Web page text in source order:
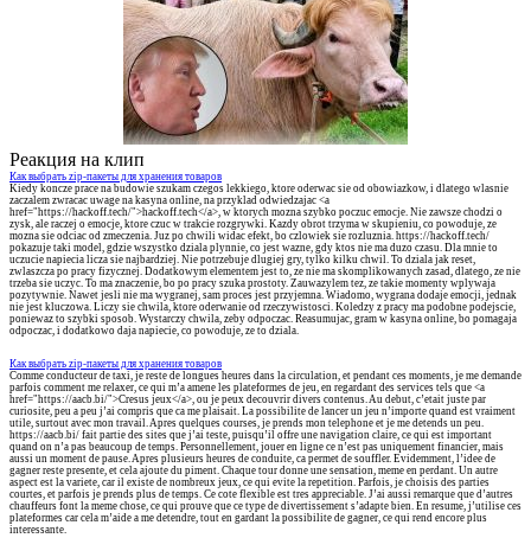
Реакция на клип
Как выбрать zip-пакеты для хранения товаров
Kiedy koncze prace na budowie szukam czegos lekkiego, ktore oderwac sie od obowiazkow, i dlatego wlasnie
zaczalem zwracac uwage na kasyna online, na przyklad odwiedzajac <a
href="https://hackoff.tech/">hackoff.tech</a>, w ktorych mozna szybko poczuc emocje. Nie zawsze chodzi o
zysk, ale raczej o emocje, ktore czuc w trakcie rozgrywki. Kazdy obrot trzyma w skupieniu, co powoduje, ze
mozna sie odciac od zmeczenia. Juz po chwili widac efekt, bo czlowiek sie rozluznia. https://hackoff.tech/
pokazuje taki model, gdzie wszystko dziala plynnie, co jest wazne, gdy ktos nie ma duzo czasu. Dla mnie to
uczucie napiecia licza sie najbardziej. Nie potrzebuje dlugiej gry, tylko kilku chwil. To dziala jak reset,
zwlaszcza po pracy fizycznej. Dodatkowym elementem jest to, ze nie ma skomplikowanych zasad, dlatego, ze nie
trzeba sie uczyc. To ma znaczenie, bo po pracy szuka prostoty. Zauwazylem tez, ze takie momenty wplywaja
pozytywnie. Nawet jesli nie ma wygranej, sam proces jest przyjemna. Wiadomo, wygrana dodaje emocji, jednak
nie jest kluczowa. Liczy sie chwila, ktore oderwanie od rzeczywistosci. Koledzy z pracy ma podobne podejscie,
poniewaz to szybki sposob. Wystarczy chwila, zeby odpoczac. Reasumujac, gram w kasyna online, bo pomagaja
odpoczac, i dodatkowo daja napiecie, co powoduje, ze to dziala.
Как выбрать zip-пакеты для хранения товаров
Comme conducteur de taxi, je reste de longues heures dans la circulation, et pendant ces moments, je me demande
parfois comment me relaxer, ce qui m’a amene les plateformes de jeu, en regardant des services tels que <a
href="https://aacb.bi/">Cresus jeux</a>, ou je peux decouvrir divers contenus. Au debut, c’etait juste par
curiosite, peu a peu j’ai compris que ca me plaisait. La possibilite de lancer un jeu n’importe quand est vraiment
utile, surtout avec mon travail. Apres quelques courses, je prends mon telephone et je me detends un peu.
https://aacb.bi/ fait partie des sites que j’ai teste, puisqu’il offre une navigation claire, ce qui est important
quand on n’a pas beaucoup de temps. Personnellement, jouer en ligne ce n’est pas uniquement financier, mais
aussi un moment de pause. Apres plusieurs heures de conduite, ca permet de souffler. Evidemment, l’idee de
gagner reste presente, et cela ajoute du piment. Chaque tour donne une sensation, meme en perdant. Un autre
aspect est la variete, car il existe de nombreux jeux, ce qui evite la repetition. Parfois, je choisis des parties
courtes, et parfois je prends plus de temps. Ce cote flexible est tres appreciable. J’ai aussi remarque que d’autres
chauffeurs font la meme chose, ce qui prouve que ce type de divertissement s’adapte bien. En resume, j’utilise ces
plateformes car cela m’aide a me detendre, tout en gardant la possibilite de gagner, ce qui rend encore plus
interessante.